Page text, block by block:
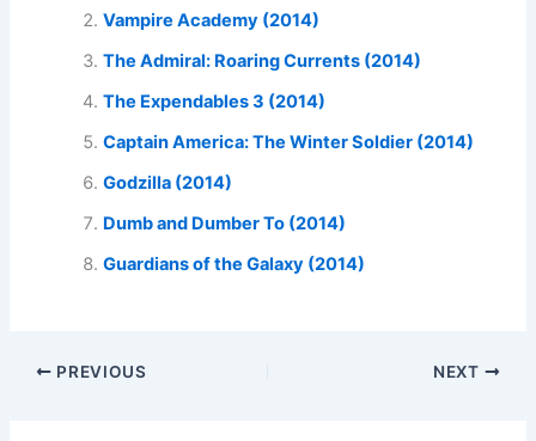
Vampire Academy (2014)
The Admiral: Roaring Currents (2014)
The Expendables 3 (2014)
Captain America: The Winter Soldier (2014)
Godzilla (2014)
Dumb and Dumber To (2014)
Guardians of the Galaxy (2014)
PREVIOUS NEXT